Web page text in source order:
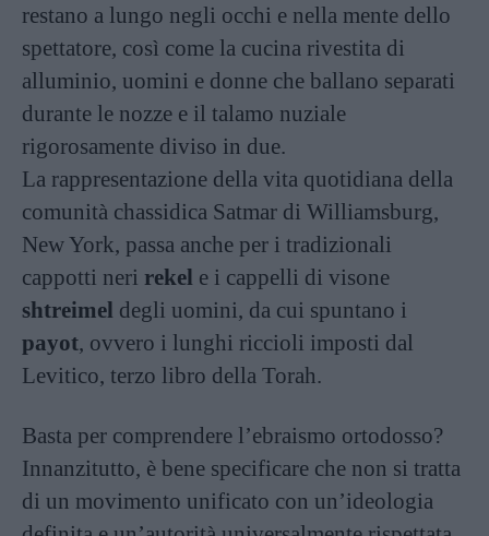
restano a lungo negli occhi e nella mente dello
spettatore, così come la cucina rivestita di
alluminio, uomini e donne che ballano separati
durante le nozze e il talamo nuziale
rigorosamente diviso in due.
La rappresentazione della vita quotidiana della
comunità chassidica Satmar di Williamsburg,
New York, passa anche per i tradizionali
cappotti neri rekel e i cappelli di visone
shtreimel degli uomini, da cui spuntano i
payot, ovvero i lunghi riccioli imposti dal
Levitico, terzo libro della Torah.
Basta per comprendere l’ebraismo ortodosso?
Innanzitutto, è bene specificare che non si tratta
di un movimento unificato con un’ideologia